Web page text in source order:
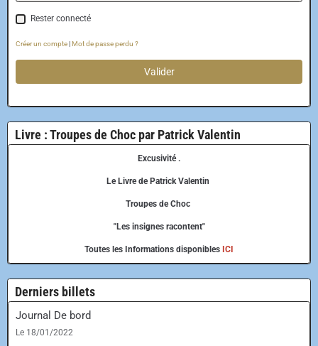
Rester connecté
Créer un compte|Mot de passe perdu ?
Valider
Livre : Troupes de Choc par Patrick Valentin
Excusivité .
Le Livre de Patrick Valentin
Troupes de Choc
"Les insignes racontent"
Toutes les Informations disponibles ICI
Derniers billets
Journal De bord
Le 18/01/2022